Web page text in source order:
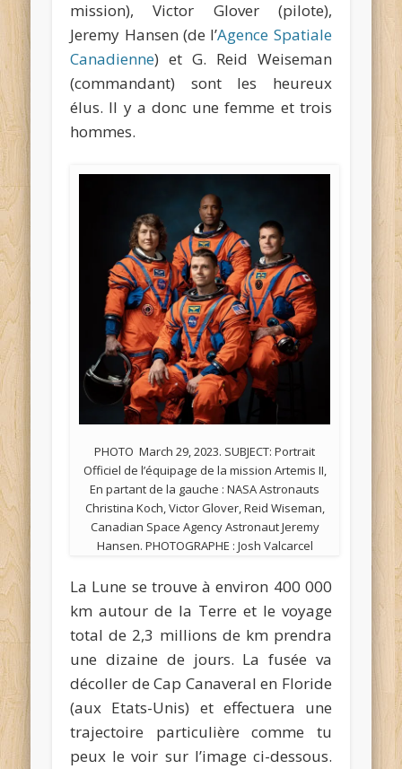
mission), Victor Glover (pilote),
Jeremy Hansen (de l’Agence Spatiale
Canadienne) et G. Reid Weiseman
(commandant) sont les heureux
élus. Il y a donc une femme et trois
hommes.
PHOTO March 29, 2023. SUBJECT: Portrait
Officiel de l’équipage de la mission Artemis II,
En partant de la gauche : NASA Astronauts
Christina Koch, Victor Glover, Reid Wiseman,
Canadian Space Agency Astronaut Jeremy
Hansen. PHOTOGRAPHE : Josh Valcarcel
La Lune se trouve à environ 400 000
km autour de la Terre et le voyage
total de 2,3 millions de km prendra
une dizaine de jours. La fusée va
décoller de Cap Canaveral en Floride
(aux Etats-Unis) et effectuera une
trajectoire particulière comme tu
peux le voir sur l’image ci-dessous.